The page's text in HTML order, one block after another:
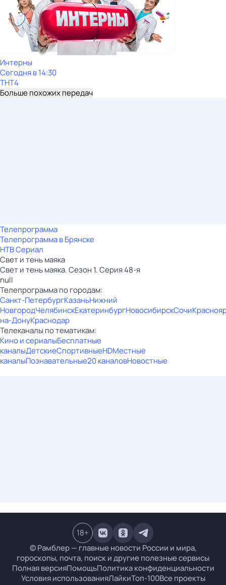
Интерны
Сегодня в 14:30
ТНТ4
Больше похожих передач
Телепрограмма
Телепрограмма в Брянске
НТВ Сериал
Свет и тень маяка
Свет и тень маяка. Сезон 1. Серия 48-я
null
Телепрограмма по городам:
Санкт-ПетербургКазаньНижний
НовгородЧелябинскЕкатеринбургНовосибирскСочи
на-ДонуКраснодар
Телеканалы по тематикам:
Кино и сериалыБесплатные
каналыДетскиеСпортивныеHDМестные
каналыПознавательные20 каналовНовостные
© Рамблер — главные новости России и мира,
гороскопы, почта, поиск и другие полезные сервисы
Полная версияПомощьПолитика конфиденциальности
Условия использованияЛайкиТоп-100Все проекты
18+